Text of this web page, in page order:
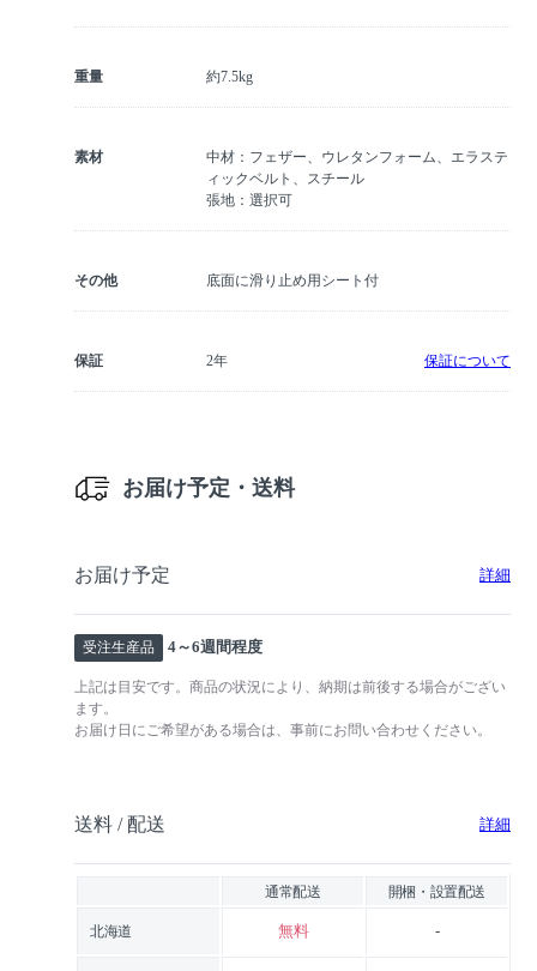
重量 約7.5kg
素材
中材：フェザー、ウレタンフォーム、エラステ
ィックベルト、スチール
張地：選択可
その他 底面に滑り止め用シート付
保証 2年 保証について
お届け予定・送料
お届け予定 詳細
受注生産品 4～6週間程度
上記は目安です。商品の状況により、納期は前後する場合がござい
ます。
お届け日にご希望がある場合は、事前にお問い合わせください。
送料 / 配送 詳細
通常配送 開梱・設置配送
北海道 無料 -